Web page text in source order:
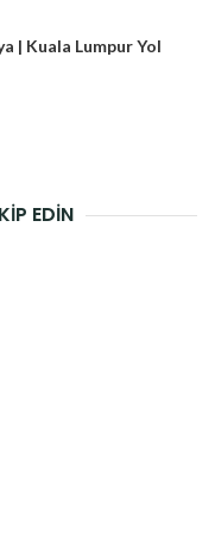
| Kuala Lumpur Yol
EDİN